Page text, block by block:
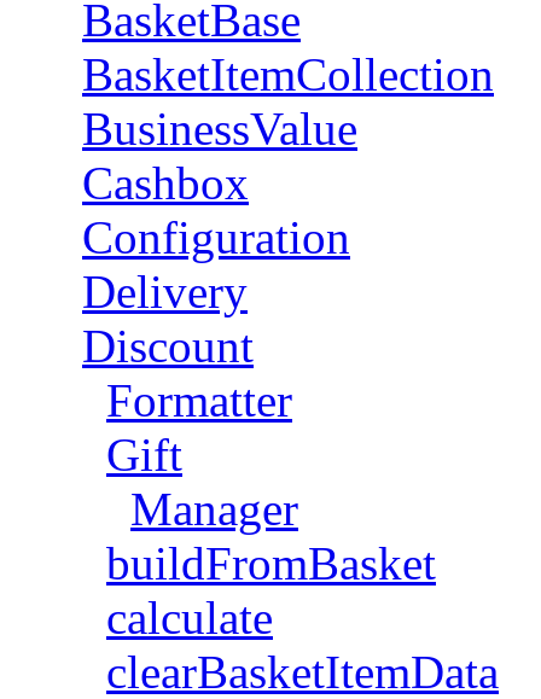
BasketBase
BasketItemCollection
BusinessValue
Cashbox
Configuration
Delivery
Discount
Formatter
Gift
Manager
buildFromBasket
calculate
clearBasketItemData